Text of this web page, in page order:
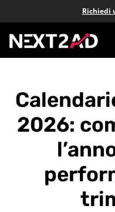
Richiedi
2026: